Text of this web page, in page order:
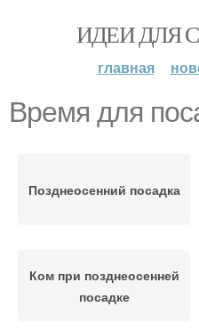
ИДЕИ ДЛЯ
главная
Время для
Позднеосенний посадка
Ком при позднеосенней
посадке